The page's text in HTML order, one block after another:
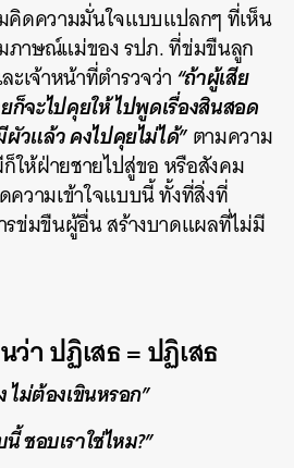
คิดความมั่นใจแบบแปลกๆ ที่เห็น
ภาษณ์แม่ของ รปภ. ที่ข่มขืนลูก
เจ้าหน้าที่ตำรวจว่า“ถ้าผู้เสีย
จะไปคุยให้ ไปพูดเรื่องสินสอด
วแล้ว คงไปคุยไม่ได้”ตามความ
ให้ฝ่ายชายไปสู่ขอ หรือสังคม
วามเข้าใจแบบนี้ ทั้งที่สิ่งที่
รข่มขืนผู้อื่น สร้างบาดแผลที่ไม่มี
า ปฏิเสธ = ปฏิเสธ
ไม่ต้องเขินหรอก”
ชอบเราใช่ไหม?”